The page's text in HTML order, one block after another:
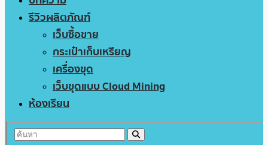
รีวิวผลิตภัณฑ์
เว็บซื้อขาย
กระเป๋าเก็บเหรียญ
เครื่องขุด
เว็บขุดแบบ Cloud Mining
ห้องเรียน